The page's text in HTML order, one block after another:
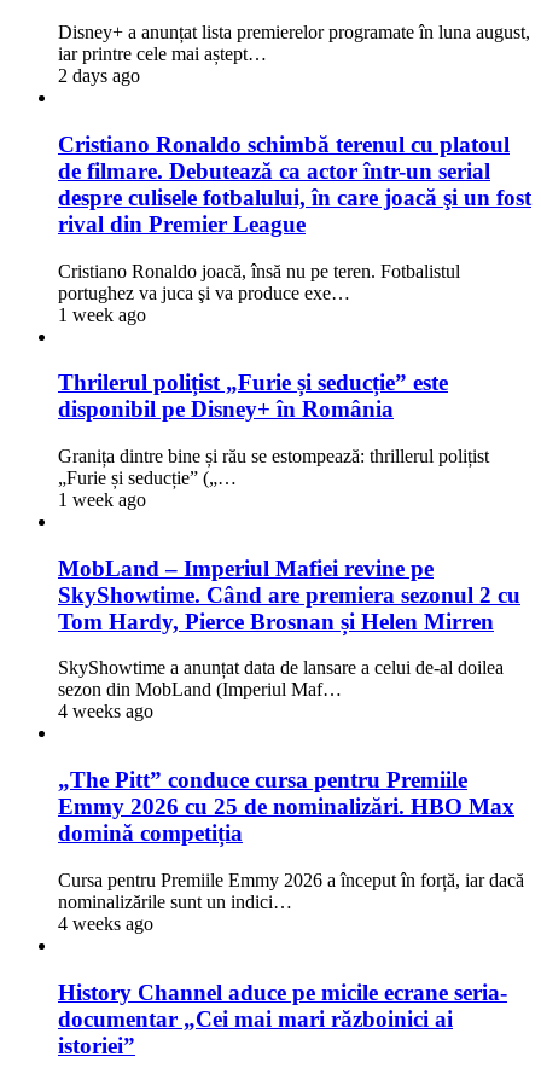
Disney+ a anunțat lista premierelor programate în luna august,
iar printre cele mai aștept…
2 days ago
Cristiano Ronaldo schimbă terenul cu platoul
de filmare. Debutează ca actor într-un serial
despre culisele fotbalului, în care joacă şi un fost
rival din Premier League
Cristiano Ronaldo joacă, însă nu pe teren. Fotbalistul
portughez va juca şi va produce exe…
1 week ago
Thrilerul polițist „Furie și seducție” este
disponibil pe Disney+ în România
Granița dintre bine și rău se estompează: thrillerul polițist
„Furie și seducție” („…
1 week ago
MobLand – Imperiul Mafiei revine pe
SkyShowtime. Când are premiera sezonul 2 cu
Tom Hardy, Pierce Brosnan și Helen Mirren
SkyShowtime a anunțat data de lansare a celui de-al doilea
sezon din MobLand (Imperiul Maf…
4 weeks ago
„The Pitt” conduce cursa pentru Premiile
Emmy 2026 cu 25 de nominalizări. HBO Max
domină competiția
Cursa pentru Premiile Emmy 2026 a început în forță, iar dacă
nominalizările sunt un indici…
4 weeks ago
History Channel aduce pe micile ecrane seria-
documentar „Cei mai mari războinici ai
istoriei”